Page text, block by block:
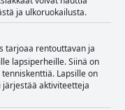
ja ulkoruokailusta.
tarjoaa rentouttavan ja
lapsiperheille. Siinä on
Lapsille on
aktiviteetteja